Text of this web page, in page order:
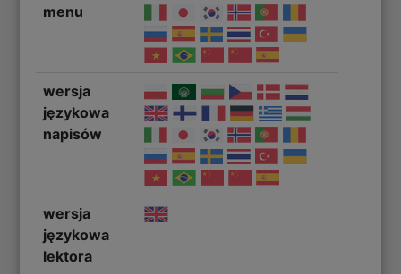
menu
wersja
językowa
napisów
wersja
językowa
lektora